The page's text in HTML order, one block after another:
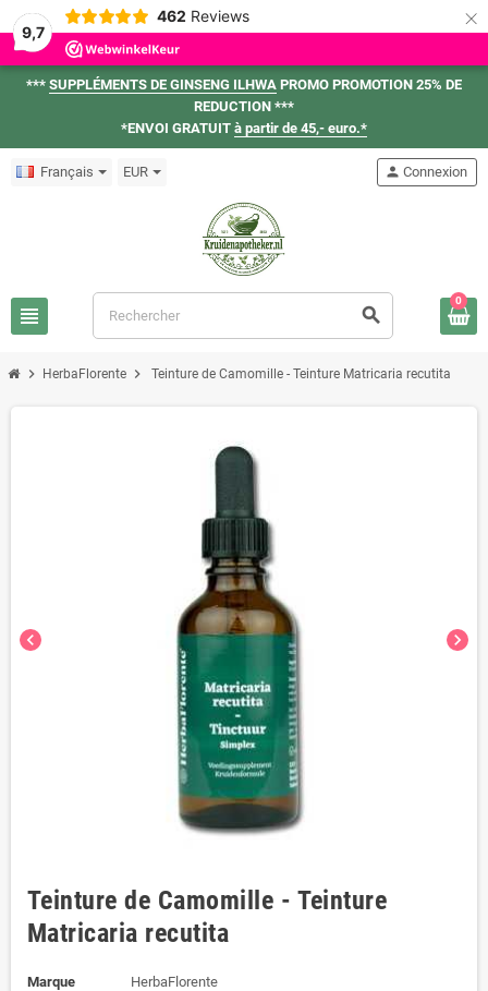
9,7
462 Reviews ×
*** SUPPLÉMENTS DE GINSENG ILHWA PROMO PROMOTION 25% DE
REDUCTION ***
*ENVOI GRATUIT à partir de 45,- euro.*
Français EUR
view_headline search
person Connexion
0
chevron_right HerbaFlorente chevron_right Teinture de Camomille - Teinture Matricaria recutita
chevron_left chevron_right
Teinture de Camomille - Teinture
Matricaria recutita
Marque
HerbaFlorente